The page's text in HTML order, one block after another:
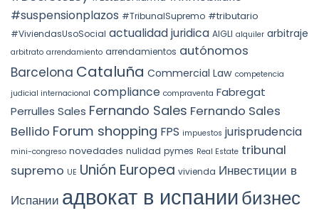
DOCTRINE,
forzosa
indefinida
#suspensionplazos #TribunalSupremo #tributario
#ViviendasUsoSocial actualidad juridica AIGLI alquiler arbitraje
arbitrato arrendamiento arrendamientos autónomos
Barcelona Cataluña Commercial Law competencia
judicial internacional compliance compraventa Fabregat
Perrulles Sales Fernando Sales Fernando Sales
Bellido Forum shopping FPS impuestos jurisprudencia
mini-congreso novedades nulidad pymes Real Estate tribunal
supremo UE Unión Europea vivienda Инвестиции в
Испании адвокат в испаниибизнес